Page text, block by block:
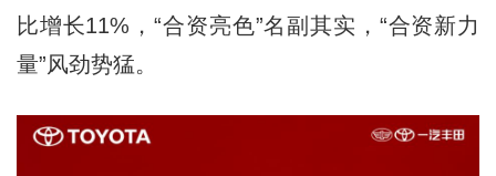
比增长11%，“合资亮色”名副其实，“合资新力
量”风劲势猛。